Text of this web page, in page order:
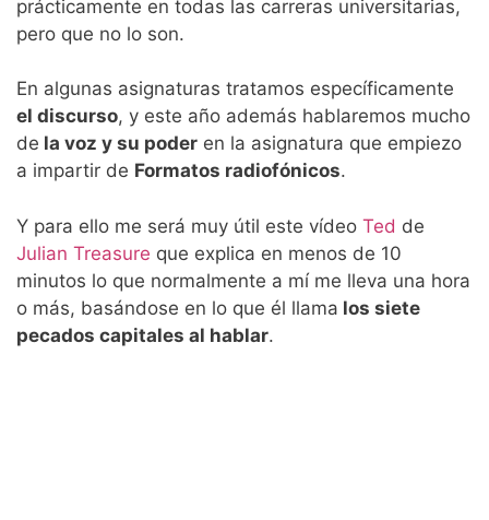
prácticamente en todas las carreras universitarias,
pero que no lo son.
En algunas asignaturas tratamos específicamente
el discurso, y este año además hablaremos mucho
de la voz y su poder en la asignatura que empiezo
a impartir de Formatos radiofónicos.
Y para ello me será muy útil este vídeo Ted de
Julian Treasure que explica en menos de 10
minutos lo que normalmente a mí me lleva una hora
o más, basándose en lo que él llama los siete
pecados capitales al hablar.